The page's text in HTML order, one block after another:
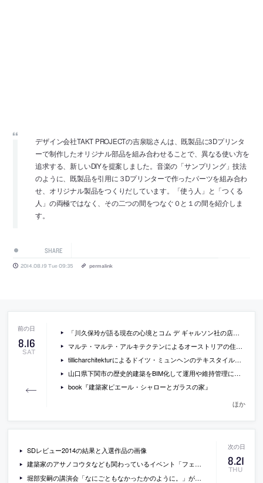
デザイン会社TAKT PROJECTの吉泉聡さんは、既製品に3Dプリンタ
ーで制作したオリジナル部品を組み合わせることで、異なる使い方を
追求する、新しいDIYを提案しました。音楽の「サンプリング」技法
のように、既製品を引用に３Dプリンターで作ったパーツを組み合わ
せ、オリジナル製品をつくりだしています。「使う人」と「つくる
人」の両極ではなく、その二つの間をつなぐ０と１の間を紹介しま
す。
SHARE
2014.08.19 Tue 09:35 permalink
8.16
SAT
「川久保玲が語る現在の心境とコム デ ギャルソン社の店舗構想」（WWD）
マルテ・マルテ・アルキテクテンによるオーストリアの住宅「The Maiden Tower」の写真
tillicharchitekturによるドイツ・ミュンヘンのテキスタイルメーカーのオフィスビルの写真
山口県下関市の歴史的建築をBIM化して運用や維持管理に役立てるプロジェジェクトのについての特集記事
book『建築家ピエール・シャローとガラスの家』
ほか
8.21
THU
SDレビュー2014の結果と入選作品の画像
建築家のアサノコウタなども関わっているイベント「フェスティバルFUKUSHIMA in TAJIMI!」が多治見で開催[2014/10/4]
堀部安嗣の講演会「なにごともなかったかのように。」が大阪工業大学で開催[2014/9/6]